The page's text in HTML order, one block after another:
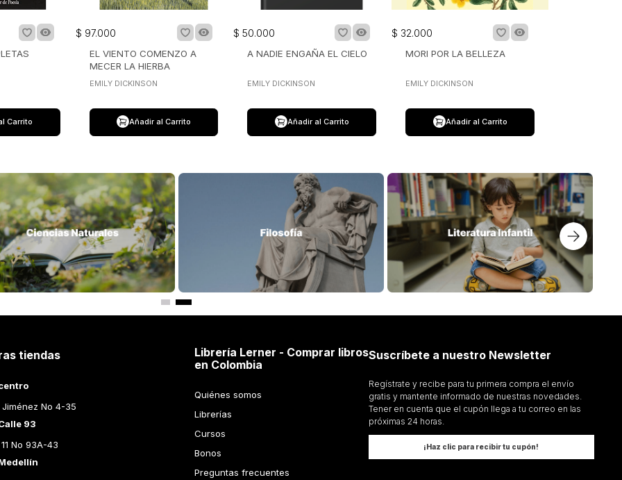
Carrito
$ 97.000
EL VIENTO COMENZO A
MECER LA HIERBA
EMILY DICKINSON
Añadir al Carrito
$ 50.000
A NADIE ENGAÑA EL CIELO
EMILY DICKINSON
Añadir al Carrito
$ 32.000
MORI POR LA BELLEZA
EMILY DICKINSON
Añadir al Carrito
tiendas
No 4-35
93
No 93A-43
Librería Lerner - Comprar libros
en Colombia
Quiénes somos
Librerías
Cursos
Bonos
Preguntas frecuentes
Suscríbete a nuestro Newsletter
Regístrate y recibe para tu primera compra el envío
gratis y mantente informado de nuestras novedades.
Tener en cuenta que el cupón llega a tu correo en las
próximas 24 horas.
¡Haz clic para recibir tu cupón!